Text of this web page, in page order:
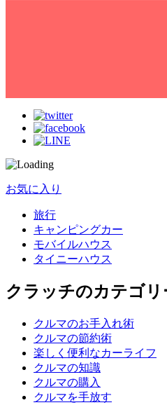
お気に入り
旅行
キャンピングカー
モバイルハウス
タイニーハウス
クラッチのカテゴリ
クルマのお手入れ術
クルマの節約術
楽しく便利なカーライフ
クルマの知識
クルマの購入
クルマを手放す